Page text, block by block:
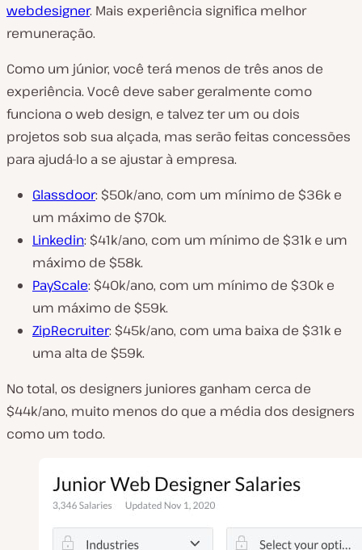
webdesigner. Mais experiência significa melhor
remuneração.
Como um júnior, você terá menos de três anos de
experiência. Você deve saber geralmente como
funciona o web design, e talvez ter um ou dois
projetos sob sua alçada, mas serão feitas concessões
para ajudá-lo a se ajustar à empresa.
Glassdoor: $50k/ano, com um mínimo de $36k e
um máximo de $70k.
Linkedin: $41k/ano, com um mínimo de $31k e um
máximo de $58k.
PayScale: $40k/ano, com um mínimo de $30k e
um máximo de $59k.
ZipRecruiter: $45k/ano, com uma baixa de $31k e
uma alta de $59k.
No total, os designers juniores ganham cerca de
$44k/ano, muito menos do que a média dos designers
como um todo.